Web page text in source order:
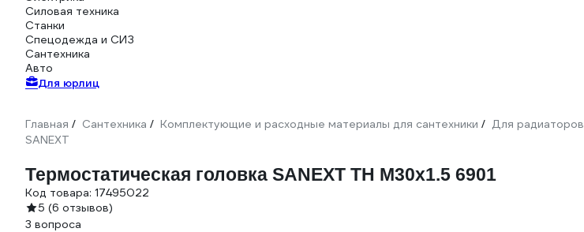
Силовая техника
Станки
Спецодежда и СИЗ
Сантехника
Авто
Для юрлиц
Главная / Сантехника / Комплектующие и расходные материалы для сантехники / Для радиаторов
SANEXT
Термостатическая головка SANEXT TH M30x1.5 6901
Код товара: 17495022
5 (6 отзывов)
3 вопроса